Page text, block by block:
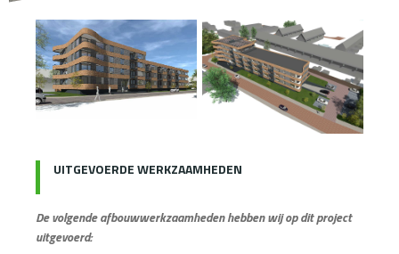
UITGEVOERDE WERKZAAMHEDEN
De volgende afbouwwerkzaamheden hebben wij op dit project
uitgevoerd: